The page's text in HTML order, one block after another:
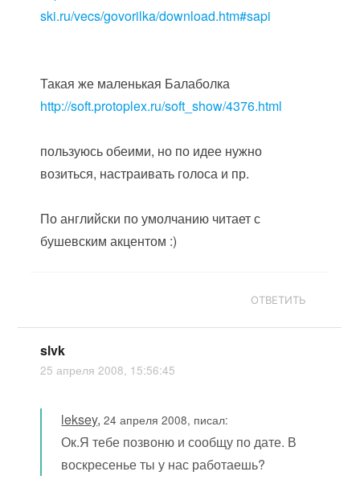
ski.ru/vecs/govorilka/download.htm#sapi
Такая же маленькая Балаболка
http://soft.protoplex.ru/soft_show/4376.html
пользуюсь обеими, но по идее нужно
возиться, настраивать голоса и пр.
По английски по умолчанию читает с
бушевским акцентом :)
ОТВЕТИТЬ
slvk
25 апреля 2008, 15:56:45
leksey,24 апреля 2008, писал:
Ок.Я тебе позвоню и сообщу по дате. В
воскресенье ты у нас работаешь?